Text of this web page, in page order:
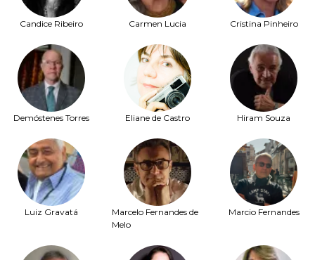
Candice Ribeiro Carmen Lucia Cristina Pinheiro
Demóstenes Torres Eliane de Castro Hiram Souza
Luiz Gravatá
Marcelo Fernandes de
Melo
Marcio Fernandes